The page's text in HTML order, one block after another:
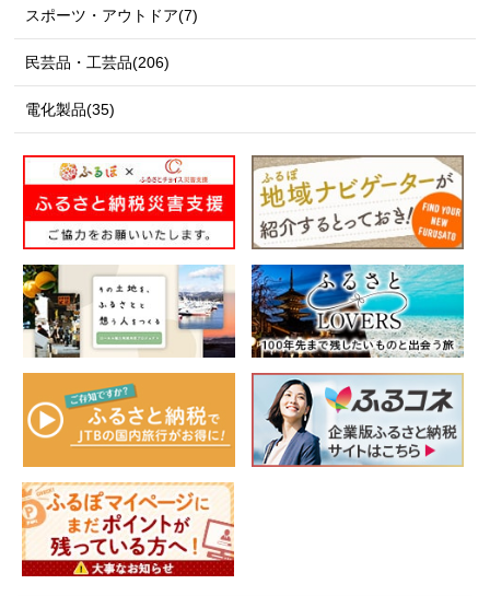
スポーツ・アウトドア(7)
民芸品・工芸品(206)
電化製品(35)